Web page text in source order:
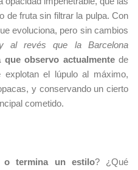
de fruta sin filtrar la pulpa. Con
evoluciona, pero sin cambios
al revés que la Barcelona
que observo actualmentede
explotan el lúpulo al máximo,
y conservando un cierto
cometido.
o termina un estilo? ¿Qué